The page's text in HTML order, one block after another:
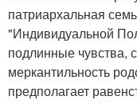
патриархальная
"Индивидуальной
подлинные чувства,
меркантильность
предполагает